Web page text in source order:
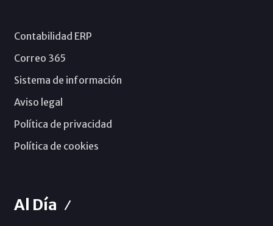
Contabilidad ERP
Correo 365
Sistema de información
Aviso legal
Política de privacidad
Política de cookies
Al Día